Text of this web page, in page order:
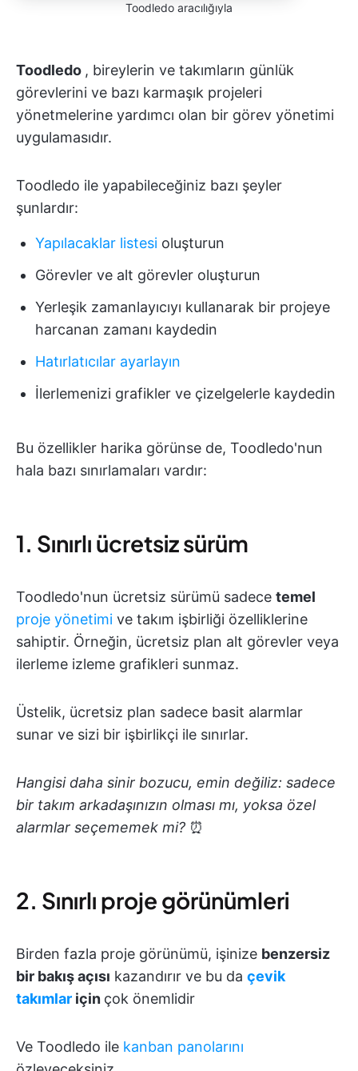
Toodledo aracılığıyla
Toodledo , bireylerin ve takımların günlük
görevlerini ve bazı karmaşık projeleri
yönetmelerine yardımcı olan bir görev yönetimi
uygulamasıdır.
Toodledo ile yapabileceğiniz bazı şeyler
şunlardır:
Yapılacaklar listesi oluşturun
Görevler ve alt görevler oluşturun
Yerleşik zamanlayıcıyı kullanarak bir projeye
harcanan zamanı kaydedin
Hatırlatıcılar ayarlayın
İlerlemenizi grafikler ve çizelgelerle kaydedin
Bu özellikler harika görünse de, Toodledo'nun
hala bazı sınırlamaları vardır:
1. Sınırlı ücretsiz sürüm
Toodledo'nun ücretsiz sürümü sadece temel
proje yönetimi ve takım işbirliği özelliklerine
sahiptir. Örneğin, ücretsiz plan alt görevler veya
ilerleme izleme grafikleri sunmaz.
Üstelik, ücretsiz plan sadece basit alarmlar
sunar ve sizi bir işbirlikçi ile sınırlar.
Hangisi daha sinir bozucu, emin değiliz: sadece
bir takım arkadaşınızın olması mı, yoksa özel
alarmlar seçememek mi? ⏰
2. Sınırlı proje görünümleri
Birden fazla proje görünümü, işinize benzersiz
bir bakış açısı kazandırır ve bu da çevik
takımlar için çok önemlidir
Ve Toodledo ile kanban panolarını